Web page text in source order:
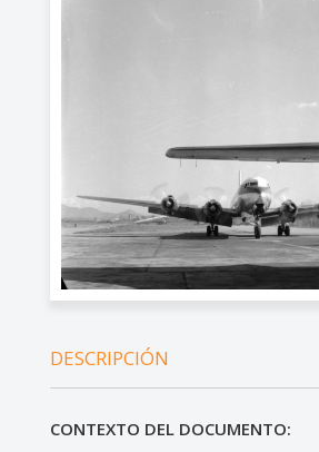
DESCRIPCIÓN
CONTEXTO DEL DOCUMENTO: